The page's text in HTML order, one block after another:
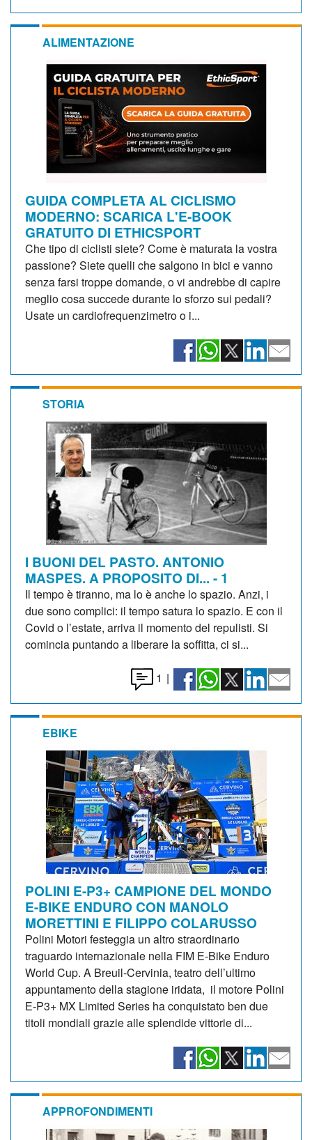
ALIMENTAZIONE
GUIDA COMPLETA AL CICLISMO
MODERNO: SCARICA L'E-BOOK
GRATUITO DI ETHICSPORT
Che tipo di ciclisti siete? Come è maturata la vostra
passione? Siete quelli che salgono in bici e vanno
senza farsi troppe domande, o vi andrebbe di capire
meglio cosa succede durante lo sforzo sui pedali?
Usate un cardiofrequenzimetro o i...
STORIA
I BUONI DEL PASTO. ANTONIO
MASPES. A PROPOSITO DI... - 1
Il tempo è tiranno, ma lo è anche lo spazio. Anzi, i
due sono complici: il tempo satura lo spazio. E con il
Covid o l’estate, arriva il momento del repulisti. Si
comincia puntando a liberare la soffitta, ci si...
1 |
EBIKE
POLINI E-P3+ CAMPIONE DEL MONDO
E-BIKE ENDURO CON MANOLO
MORETTINI E FILIPPO COLARUSSO
Polini Motori festeggia un altro straordinario
traguardo internazionale nella FIM E-Bike Enduro
World Cup. A Breuil-Cervinia, teatro dell’ultimo
appuntamento della stagione iridata, il motore Polini
E-P3+ MX Limited Series ha conquistato ben due
titoli mondiali grazie alle splendide vittorie di...
APPROFONDIMENTI